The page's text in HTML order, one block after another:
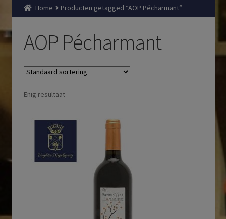
Home Producten getagged “AOP Pécharmant”
AOP Pécharmant
Enig resultaat